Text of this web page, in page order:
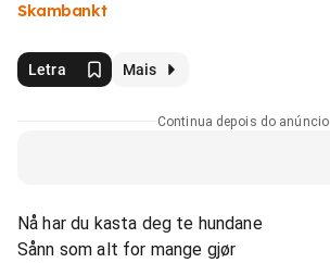
Skambankt
Letra Mais
Continua depois do anúncio
Nå har du kasta deg te hundane
Sånn som alt for mange gjør